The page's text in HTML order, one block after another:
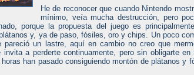
He de reconocer que cuando Nintendo
mínimo, veía mucha destrucción, pero
porque la propuesta del juego es
y, ya de paso, fósiles, oro y chips. Un poco
pareció un lastre, aquí en cambio no creo que
invita a perderte continuamente, pero sin obligarte
han pasado consiguiendo montón de plátanos y